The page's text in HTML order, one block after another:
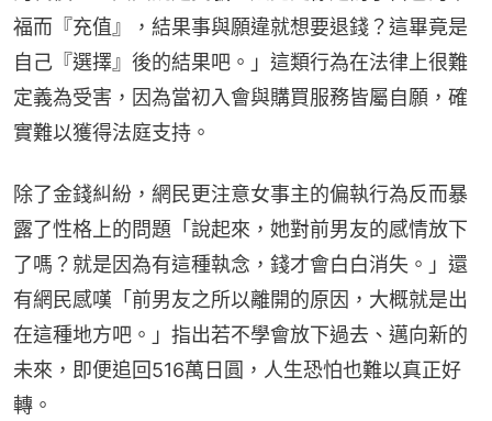
福而『充值』，結果事與願違就想要退錢？這畢竟是
自己『選擇』後的結果吧。」這類行為在法律上很難
定義為受害，因為當初入會與購買服務皆屬自願，確
實難以獲得法庭支持。
除了金錢糾紛，網民更注意女事主的偏執行為反而暴
露了性格上的問題「說起來，她對前男友的感情放下
了嗎？就是因為有這種執念，錢才會白白消失。」還
有網民感嘆「前男友之所以離開的原因，大概就是出
在這種地方吧。」指出若不學會放下過去、邁向新的
未來，即便追回516萬日圓，人生恐怕也難以真正好
轉。